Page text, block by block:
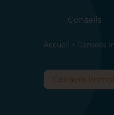
Conseils
Accueil > Conseils
Conseils